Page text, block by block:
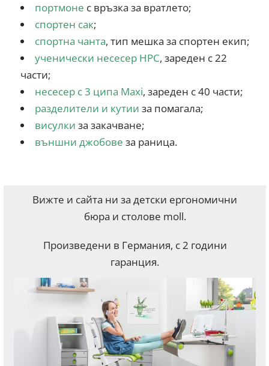
портмоне с връзка за вратлето;
спортен сак;
спортна чанта, тип мешка за спортен екип;
ученически несесер HPC, зареден с 22
части;
несесер с 3 ципа Maxi, зареден с 40 части;
разделители и кутии за помагала;
висулки за закачване;
външни джобове за раница.
Вижте и сайта ни за детски ергономични
бюра и столове moll.
Произведени в Германия, с 2 години
гаранция.